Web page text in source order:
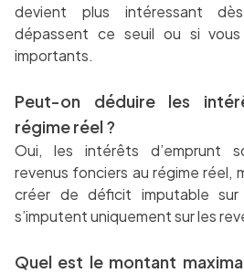
devient plus intéressant
dépassent ce seuil ou si
importants.
Peut-on déduire les
régime réel ?
Oui, les intérêts d’emprunt
revenus fonciers au régime réel,
créer de déficit imputable
s’imputent uniquement sur les
Quel est le montant